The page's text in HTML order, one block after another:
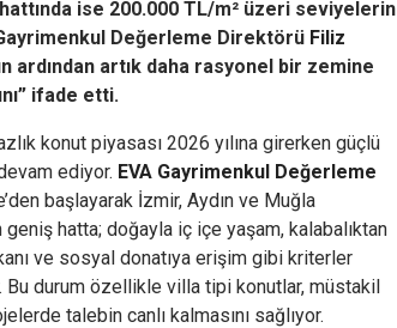
ise 200.000 TL/m² üzeri seviyelerin
Değerleme Direktörü Filiz
ardından artık daha rasyonel bir zemine
ifade etti.
konut piyasası 2026 yılına girerken güçlü
ediyor. EVA Gayrimenkul Değerleme
başlayarak İzmir, Aydın ve Muğla
geniş hatta; doğayla iç içe yaşam, kalabalıktan
ve sosyal donatıya erişim gibi kriterler
Bu durum özellikle villa tipi konutlar, müstakil
talebin canlı kalmasını sağlıyor.